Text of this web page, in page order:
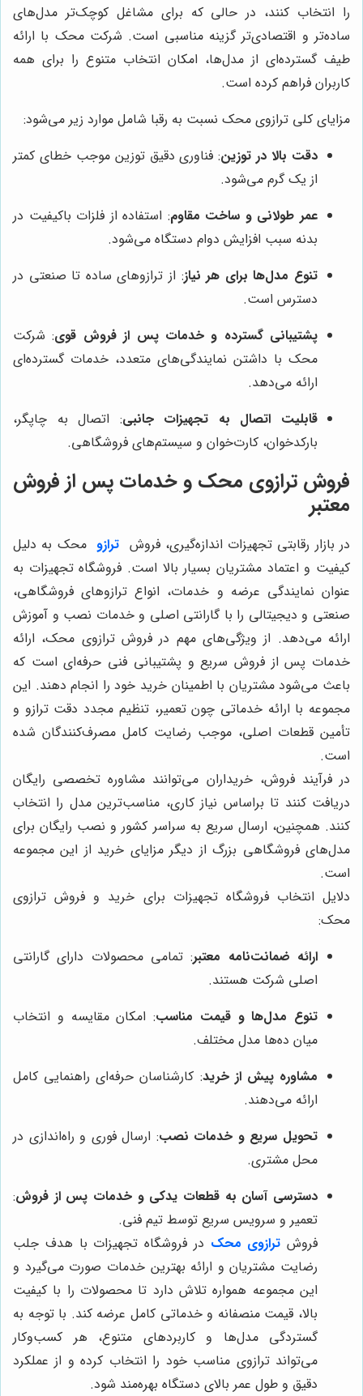
را انتخاب کنند، در حالی که برای مشاغل کوچک‌تر مدل‌های
ساده‌تر و اقتصادی‌تر گزینه مناسبی است. شرکت محک با ارائه
طیف گسترده‌ای از مدل‌ها، امکان انتخاب متنوع را برای همه
کاربران فراهم کرده است.
مزایای کلی ترازوی محک نسبت به رقبا شامل موارد زیر می‌شود:
دقت بالا در توزین: فناوری دقیق توزین موجب خطای کمتر
از یک گرم می‌شود.
عمر طولانی و ساخت مقاوم: استفاده از فلزات باکیفیت در
بدنه سبب افزایش دوام دستگاه می‌شود.
تنوع مدل‌ها برای هر نیاز: از ترازوهای ساده تا صنعتی در
دسترس است.
پشتیبانی گسترده و خدمات پس از فروش قوی: شرکت
محک با داشتن نمایندگی‌های متعدد، خدمات گسترده‌ای
ارائه می‌دهد.
قابلیت اتصال به تجهیزات جانبی: اتصال به چاپگر،
بارکدخوان، کارت‌خوان و سیستم‌های فروشگاهی.
فروش ترازوی محک و خدمات پس از فروش
معتبر
در بازار رقابتی تجهیزات اندازه‌گیری، فروش ترازو محک به دلیل
کیفیت و اعتماد مشتریان بسیار بالا است. فروشگاه تجهیزات به
عنوان نمایندگی عرضه و خدمات، انواع ترازوهای فروشگاهی،
صنعتی و دیجیتالی را با گارانتی اصلی و خدمات نصب و آموزش
ارائه می‌دهد. از ویژگی‌های مهم در فروش ترازوی محک، ارائه
خدمات پس از فروش سریع و پشتیبانی فنی حرفه‌ای است که
باعث می‌شود مشتریان با اطمینان خرید خود را انجام دهند. این
مجموعه با ارائه خدماتی چون تعمیر، تنظیم مجدد دقت ترازو و
تأمین قطعات اصلی، موجب رضایت کامل مصرف‌کنندگان شده
است.
در فرآیند فروش، خریداران می‌توانند مشاوره تخصصی رایگان
دریافت کنند تا براساس نیاز کاری، مناسب‌ترین مدل را انتخاب
کنند. همچنین، ارسال سریع به سراسر کشور و نصب رایگان برای
مدل‌های فروشگاهی بزرگ از دیگر مزایای خرید از این مجموعه
است.
دلایل انتخاب فروشگاه تجهیزات برای خرید و فروش ترازوی
محک:
ارائه ضمانت‌نامه معتبر: تمامی محصولات دارای گارانتی
اصلی شرکت هستند.
تنوع مدل‌ها و قیمت مناسب: امکان مقایسه و انتخاب
میان ده‌ها مدل مختلف.
مشاوره پیش از خرید: کارشناسان حرفه‌ای راهنمایی کامل
ارائه می‌دهند.
تحویل سریع و خدمات نصب: ارسال فوری و راه‌اندازی در
محل مشتری.
دسترسی آسان به قطعات یدکی و خدمات پس از فروش:
تعمیر و سرویس سریع توسط تیم فنی.
فروش ترازوی محک در فروشگاه تجهیزات با هدف جلب
رضایت مشتریان و ارائه بهترین خدمات صورت می‌گیرد و
این مجموعه همواره تلاش دارد تا محصولات را با کیفیت
بالا، قیمت منصفانه و خدماتی کامل عرضه کند. با توجه به
گستردگی مدل‌ها و کاربردهای متنوع، هر کسب‌وکار
می‌تواند ترازوی مناسب خود را انتخاب کرده و از عملکرد
دقیق و طول عمر بالای دستگاه بهره‌مند شود.